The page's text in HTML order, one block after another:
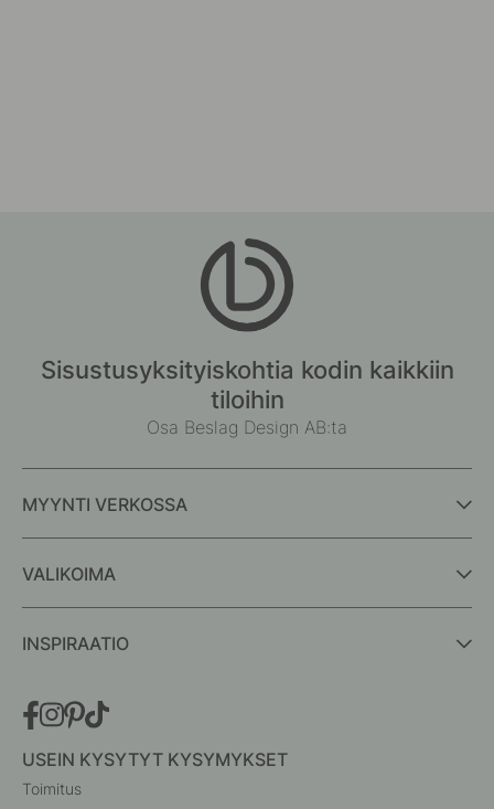
Sisustusyksityiskohtia kodin kaikkiin
tiloihin
Osa Beslag Design AB:ta
MYYNTI VERKOSSA
VALIKOIMA
INSPIRAATIO
USEIN KYSYTYT KYSYMYKSET
Toimitus